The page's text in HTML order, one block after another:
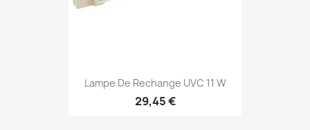
Lampe De Rechange UVC 11 W
29,45 €